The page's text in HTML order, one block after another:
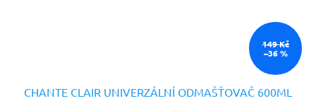
149 Kč
–36 %
CHANTE CLAIR UNIVERZÁLNÍ ODMAŠŤOVAČ 600ML